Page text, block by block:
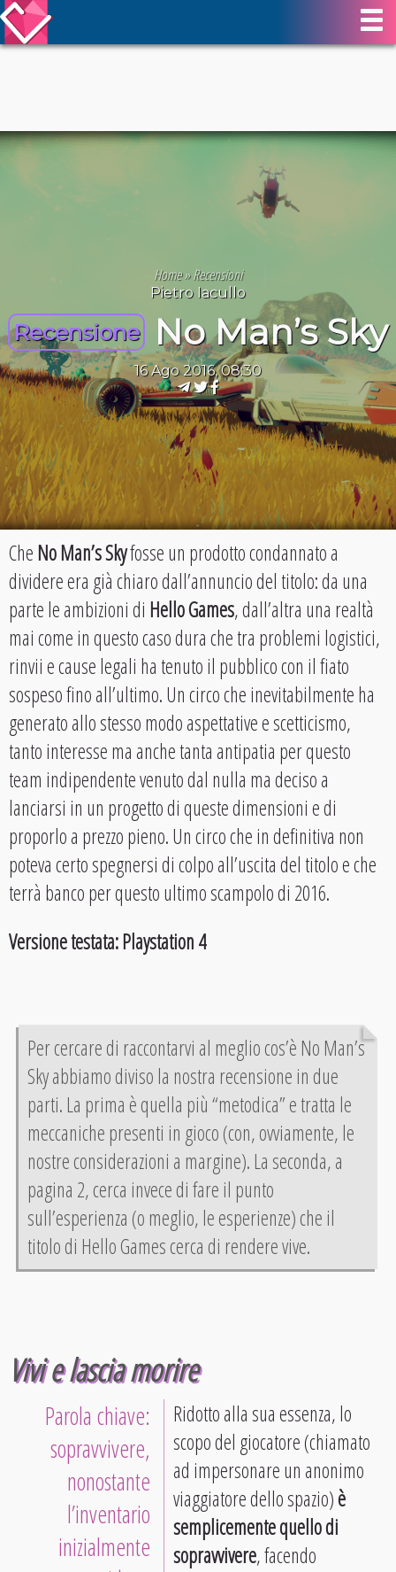
Home»Recensioni
Pietro Iacullo
Recensione No Man’s Sky
16 Ago 2016, 08:30
CheNo Man’s Skyfosse un prodotto condannato a
dividere era già chiaro dall’annuncio del titolo: da una
parte le ambizioni di Hello Games, dall’altra una realtà
mai come in questo caso dura che tra problemi logistici,
rinvii e cause legali ha tenuto il pubblico con il fiato
sospeso fino all’ultimo. Un circo che inevitabilmente ha
generato allo stesso modo aspettative e scetticismo,
tanto interesse ma anche tanta antipatia per questo
team indipendente venuto dal nulla ma deciso a
lanciarsi in un progetto di queste dimensioni e di
proporlo a prezzo pieno. Un circo che in definitiva non
poteva certo spegnersi di colpo all’uscita del titolo e che
terrà banco per questo ultimo scampolo di 2016.
Versione testata: Playstation 4
Per cercare di raccontarvi al meglio cos’è No Man’s
Sky abbiamo diviso la nostra recensione in due
parti. La prima è quella più “metodica” e tratta le
meccaniche presenti in gioco (con, ovviamente, le
nostre considerazioni a margine). La seconda, a
pagina 2, cerca invece di fare il punto
sull’esperienza (o meglio, le esperienze) che il
titolo di Hello Games cerca di rendere vive.
Vivi e lascia morire
Parola chiave:
sopravvivere,
nonostante
l’inventario
inizialmente
Ridotto alla sua essenza, lo
scopo del giocatore (chiamato
ad impersonare un anonimo
viaggiatore dello spazio)è
semplicemente quello di
sopravvivere, facendo